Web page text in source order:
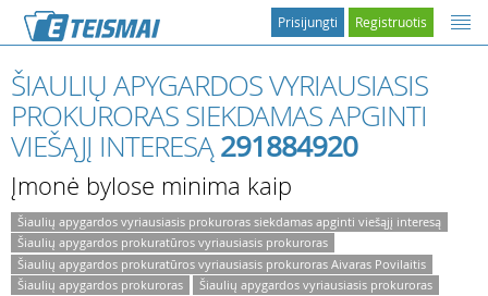
Registruotis
Prisijungti
ŠIAULIŲ APYGARDOS VYRIAUSIASIS
PROKURORAS SIEKDAMAS APGINTI
VIEŠĄJĮ INTERESĄ291884920
Įmonė bylose minima kaip
Šiaulių apygardos vyriausiasis prokuroras siekdamas apginti viešąjį interesą
Šiaulių apygardos prokuratūros vyriausiasis prokuroras
Šiaulių apygardos prokuratūros vyriausiasis prokuroras Aivaras Povilaitis
Šiaulių apygardos prokuroras
Šiaulių apygardos vyriausiasis prokuroras